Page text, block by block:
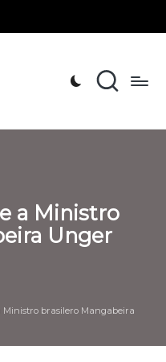
a Ministro
Unger
Ministro brasilero Mangabeira